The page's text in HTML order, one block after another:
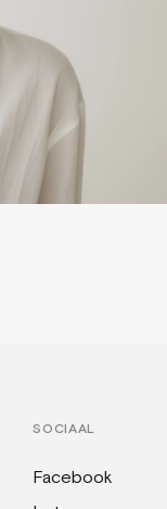
SOCIAAL
Facebook